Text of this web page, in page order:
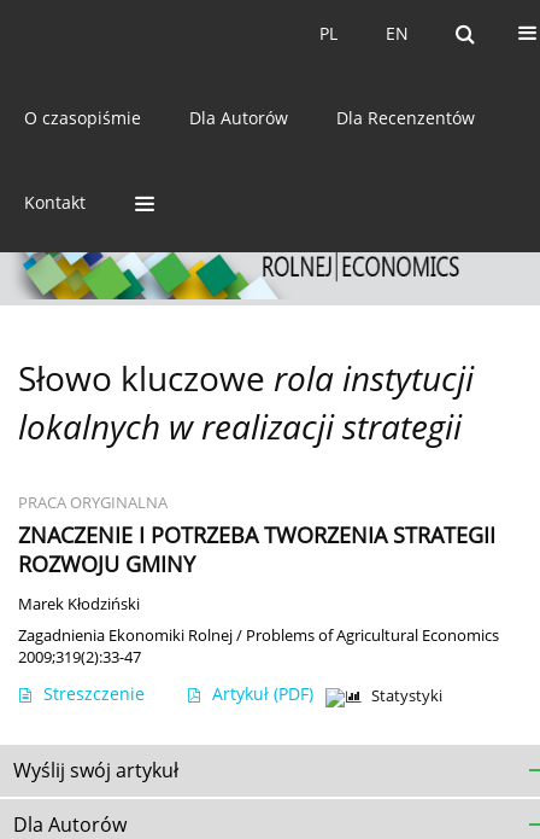
EN
PL EN
PL
O czasopiśmie Dla Autorów Dla Recenzentów
Kontakt
ISSN: 0044-1600
Słowo kluczowe rola instytucji
lokalnych w realizacji strategii
PRACA ORYGINALNA
ZNACZENIE I POTRZEBA TWORZENIA STRATEGII
ROZWOJU GMINY
Marek Kłodziński
Zagadnienia Ekonomiki Rolnej / Problems of Agricultural Economics
2009;319(2):33-47
Streszczenie Artykuł (PDF) Statystyki
Wyślij swój artykuł
Dla Autorów